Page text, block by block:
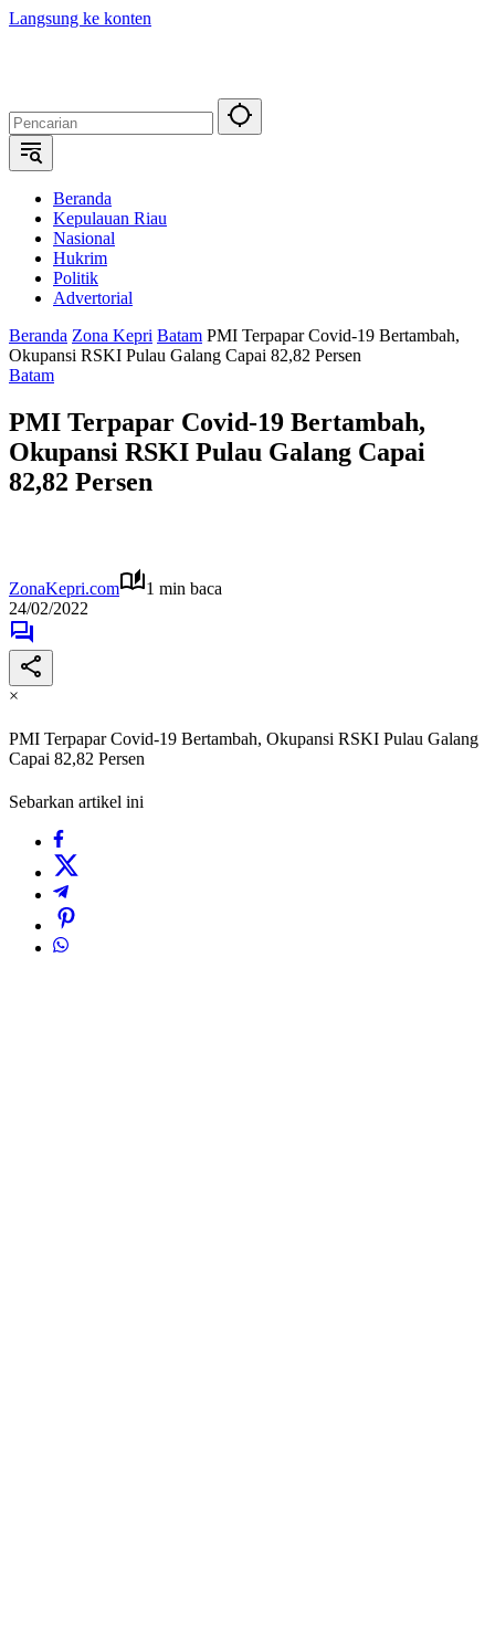
Langsung ke konten
Beranda
Kepulauan Riau
Nasional
Hukrim
Politik
Advertorial
Beranda Zona Kepri Batam PMI Terpapar Covid-19 Bertambah,
Okupansi RSKI Pulau Galang Capai 82,82 Persen
Batam
PMI Terpapar Covid-19 Bertambah,
Okupansi RSKI Pulau Galang Capai
82,82 Persen
ZonaKepri.com
1 min baca
24/02/2022
×
PMI Terpapar Covid-19 Bertambah, Okupansi RSKI Pulau Galang
Capai 82,82 Persen
Sebarkan artikel ini